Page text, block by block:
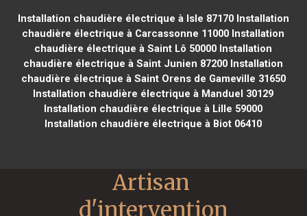
Installation chaudière électrique à Isle 87170Installation
chaudière électrique à Carcassonne 11000 Installation
chaudière électrique à Saint Lô 50000 Installation
chaudière électrique à Saint Junien 87200 Installation
chaudière électrique à Saint Orens de Gameville 31650
Installation chaudière électrique à Manduel 30129
Installation chaudière électrique à Lille 59000
Installation chaudière électrique à Biot 06410
Artisan
d'intervention